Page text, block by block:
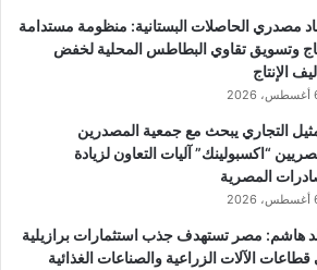
مصدري الحاصلات البستانية: منظومة مستدامة
وتسويق تقاوي البطاطس المحلية لخفض
الإنتاج
التجاري يبحث مع جمعية المصدرين
“اكسبولينك” آليات التعاون لزيادة
المصرية
هاشم: مصر تستهدف جذب استثمارات برازيلية
الآلات الزراعية والصناعات الغذائية